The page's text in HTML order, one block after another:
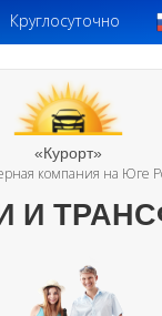
Круглосуточно
«Курорт»
компания на Юге
И